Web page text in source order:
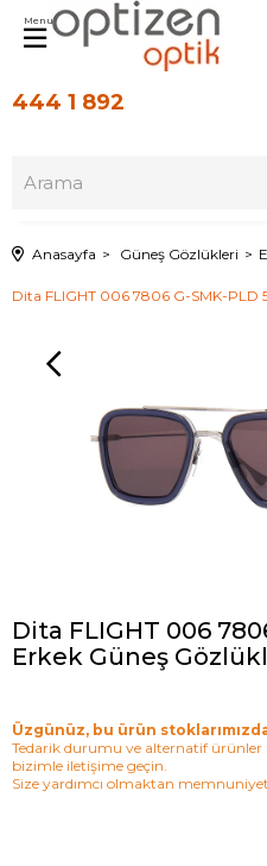
444 1 892
Menu
Anasayfa Güneş Gözlükleri
Dita FLIGHT 006 7806 G-SMK-PLD
Dita FLIGHT 006
Erkek Güneş
Üzgünüz, bu ürün
Tedarik durumu ve alternatif
bizimle iletişime geçin.
Size yardımcı olmaktan